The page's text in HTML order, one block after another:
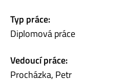
Typ práce:
Diplomová práce
Vedoucí práce:
Procházka, Petr